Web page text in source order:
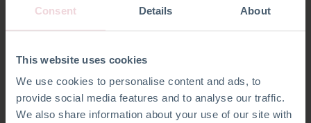
Consent Details About
This website uses cookies
We use cookies to personalise content and ads, to
provide social media features and to analyse our traffic.
We also share information about your use of our site with